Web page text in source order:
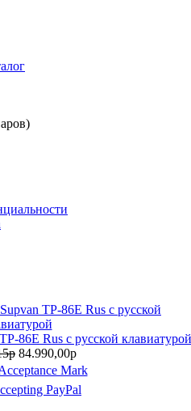
86E Rus с русской клавиатурой
84.990,00р